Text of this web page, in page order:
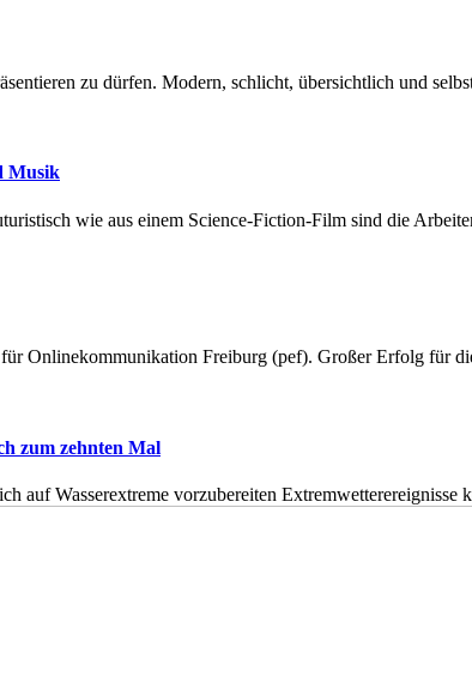
zu dürfen. Modern, schlicht, übersichtlich und
Musik
wie aus einem Science-Fiction-Film sind die
für Onlinekommunikation Freiburg (pef). Großer Erfolg für
zum zehnten Mal
auf Wasserextreme vorzubereiten